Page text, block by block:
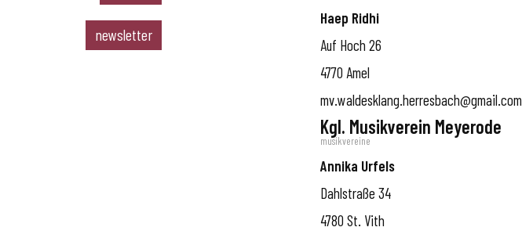
newsletter
Haep Ridhi
Auf Hoch 26
4770 Amel
mv.waldesklang.herresbach@gmail.com
Kgl. Musikverein Meyerode
musikvereine
Annika Urfels
Dahlstraße 34
4780 St. Vith